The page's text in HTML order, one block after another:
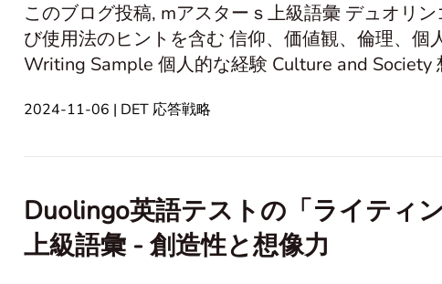
このブログ投稿, mアスターｓ上級語彙 デュオリ
び使用法のヒントを含む 信仰、価値観、倫理、個
Writing Sample 個人的な経験 Culture and Society 想定された状況 Historical and Cultural
2024-11-06 | DET 応答戦略
Duolingo英語テストの「ライティ
上級語彙 - 創造性と想像力